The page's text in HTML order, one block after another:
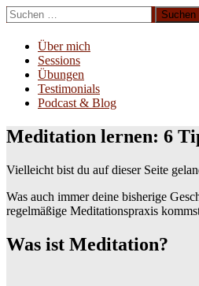
Zum
Inhalt
springen
Suchen
nach:
Über mich
Sessions
Übungen
Testimonials
Podcast & Blog
Meditation lernen: 6
Vielleicht bist du auf dieser Seite
Was auch immer deine bisherige
regelmäßige Meditationspraxis
Was ist Meditation?